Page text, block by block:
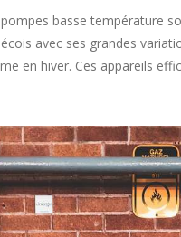
basse température
avec ses grandes
en hiver. Ces appareils